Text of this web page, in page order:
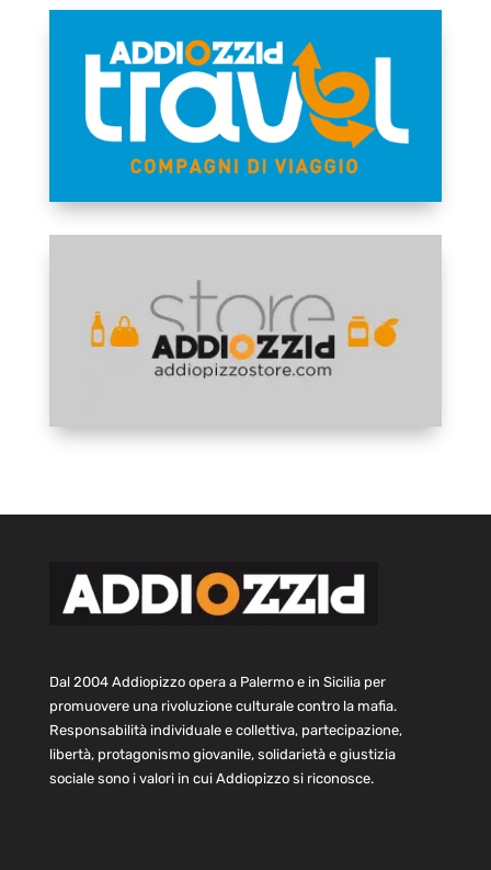
Dal 2004 Addiopizzo opera a Palermo e in Sicilia per
promuovere una rivoluzione culturale contro la mafia.
Responsabilità individuale e collettiva, partecipazione,
libertà, protagonismo giovanile, solidarietà e giustizia
sociale sono i valori in cui Addiopizzo si riconosce.